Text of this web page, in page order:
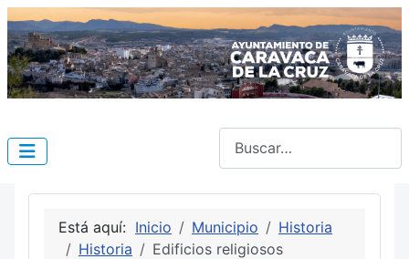
Está aquí: Inicio Municipio
Historia
Historia
Edificios religiosos